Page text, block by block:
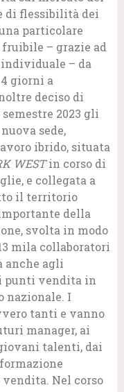
di flessibilità dei
particolare
– grazie ad
– da
giorni a
deciso di
2023 gli
sede,
ibrido, situata
WESTin corso di
e collegata a
il territorio
della
svolta in modo
mila collaboratori
anche agli
punti vendita in
I
tanti e vanno
manager, ai
talenti, dai
Nel corso